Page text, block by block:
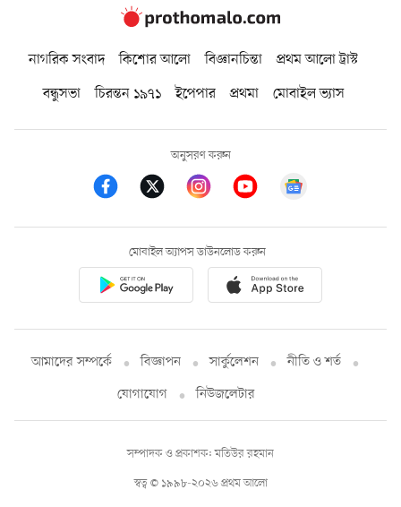
নাগরিক সংবাদ কিশোর আলো বিজ্ঞানচিন্তা
প্রথম আলো ট্রাস্ট
বন্ধুসভা
চিরন্তন ১৯৭১ ইপেপার প্রথমা মোবাইল ভ্যাস
অনুসরণ করুন
মোবাইল অ্যাপস ডাউনলোড করুন
আমাদের সম্পর্কে বিজ্ঞাপন সার্কুলেশন
নীতি ও শর্ত
যোগাযোগ
নিউজলেটার
স্বত্ব © ১৯৯৮-২০২৬ প্রথম আলো
সম্পাদক ও প্রকাশক: মতিউর রহমান